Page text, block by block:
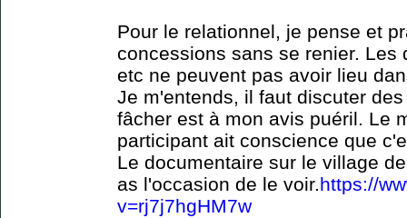
Pour le relationnel, je pense et
concessions sans se renier.
etc ne peuvent pas avoir lieu
Je m'entends, il faut discuter
fâcher est à mon avis puéril. Le
participant ait conscience que
Le documentaire sur le village
as l'occasion de le voir.https://
v=rj7j7hgHM7w